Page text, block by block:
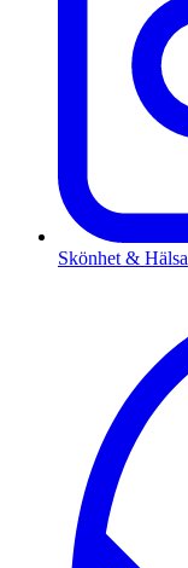
Skönhet & Hälsa